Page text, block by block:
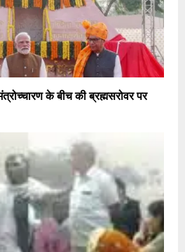
के बीच की ब्रह्मसरोवर पर